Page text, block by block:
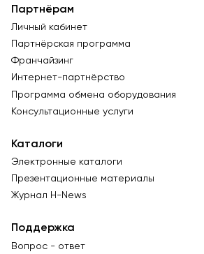
Партнёрам
Личный кабинет
Партнёрская программа
Франчайзинг
Интернет-партнёрство
Программа обмена оборудования
Консультационные услуги
Каталоги
Электронные каталоги
Презентационные материалы
Журнал Н-News
Поддержка
Вопрос - ответ